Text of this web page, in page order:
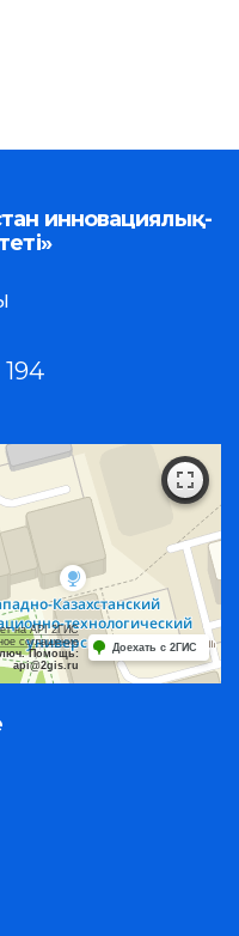
инновациялық-
на API 2ГИС
соглашение
Помощь:
api@2gis.ru
Доехать с 2ГИС